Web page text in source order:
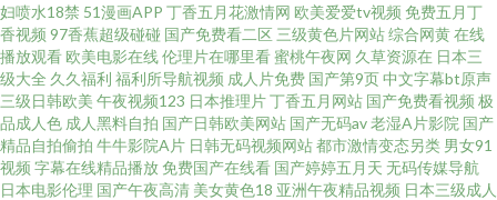
91宅男在线视频 91秘成人秘密入口导航 91小入口 91国产原创大香蕉 888在
线 婷婷五月色综合 欧美专区第1页 女同视频 国内精品性爱在线播放91 国产一
线2线三线在线观看 九九精品免费 国产一线电影免费观看 91白虎巨乳 91黄页
字幕网 在线播放免费网站 天天看天天操 日韩精品中字 屁屁电影院 免费看的
妇喷水18禁 51漫画APP 丁香五月花激情网 欧美爱爱tv视频 免费五月丁
香视频 97香蕉超级碰碰 国产免费看二区 三级黄色片网站综合网黄在线
播放观看 欧美电影在线伦理片在哪里看蜜桃午夜网 久草资源在 日本三
级大全 久久福利 福利所导航视频 成人片免费 国产第9页中文字幕bt原声
三级日韩欧美 午夜视频123 日本推理片丁香五月网站 国产免费看视频 极
品成人色 成人黑料自拍 国产日韩欧美网站 国产无码av老湿A片影院 国产
精品自拍偷拍 牛牛影院A片 日韩无码视频网站都市激情变态另类 男女91
视频 字幕在线精品播放 免费国产在线看 国产婷婷五月天 无码传媒导航
日本电影伦理 国产午夜高清 美女黄色18 亚洲午夜精品视频 日本三级成人